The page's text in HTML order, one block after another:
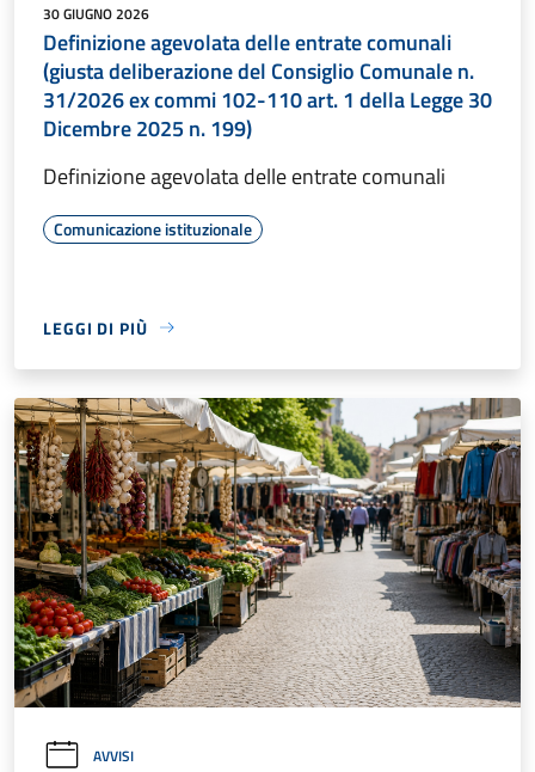
30 GIUGNO 2026
Definizione agevolata delle entrate comunali
(giusta deliberazione del Consiglio Comunale n.
31/2026 ex commi 102-110 art. 1 della Legge 30
Dicembre 2025 n. 199)
Definizione agevolata delle entrate comunali
Comunicazione istituzionale
LEGGI DI PIÙ
AVVISI